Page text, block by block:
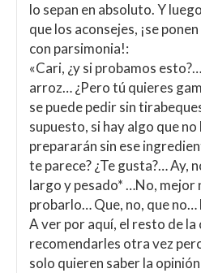
lo sepan en absoluto. Y
que los aconsejes, ¡se
con parsimonia!:
«Cari, ¿y si probamos
arroz… ¿Pero tú quieres
se puede pedir sin
supuesto, si hay algo que
prepararán sin ese
te parece? ¿Te gusta?… Ay,
largo y pesado* …No, mejor
probarlo… Que, no, que no…
A ver por aquí, el resto de
recomendarles otra vez
solo quieren saber la